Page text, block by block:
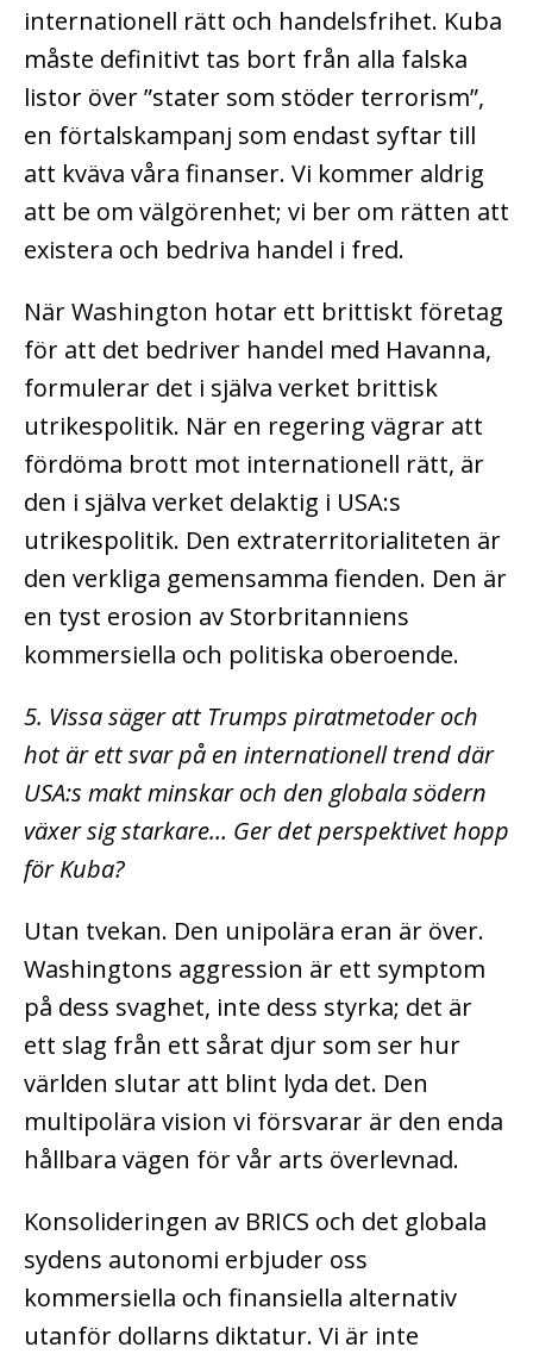
internationell rätt och handelsfrihet. Kuba
måste definitivt tas bort från alla falska
listor över ”stater som stöder terrorism”,
en förtalskampanj som endast syftar till
att kväva våra finanser. Vi kommer aldrig
att be om välgörenhet; vi ber om rätten att
existera och bedriva handel i fred.
När Washington hotar ett brittiskt företag
för att det bedriver handel med Havanna,
formulerar det i själva verket brittisk
utrikespolitik. När en regering vägrar att
fördöma brott mot internationell rätt, är
den i själva verket delaktig i USA:s
utrikespolitik. Den extraterritorialiteten är
den verkliga gemensamma fienden. Den är
en tyst erosion av Storbritanniens
kommersiella och politiska oberoende.
5. Vissa säger att Trumps piratmetoder och
hot är ett svar på en internationell trend där
USA:s makt minskar och den globala södern
växer sig starkare… Ger det perspektivet hopp
för Kuba?
Utan tvekan. Den unipolära eran är över.
Washingtons aggression är ett symptom
på dess svaghet, inte dess styrka; det är
ett slag från ett sårat djur som ser hur
världen slutar att blint lyda det. Den
multipolära vision vi försvarar är den enda
hållbara vägen för vår arts överlevnad.
Konsolideringen av BRICS och det globala
sydens autonomi erbjuder oss
kommersiella och finansiella alternativ
utanför dollarns diktatur. Vi är inte